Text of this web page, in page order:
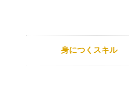
身につくスキル